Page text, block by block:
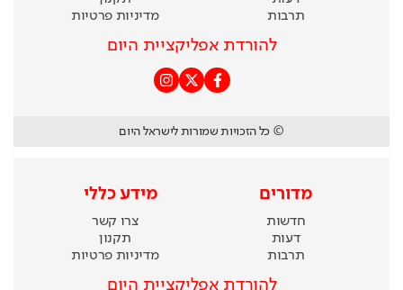
תרבות
מדיניות פרטיות
להורדת אפליקציית היום
© כל הזכויות שמורות לישראל היום
מדורים
חדשות
דעות
תרבות
מידע כללי
צרו קשר
תקנון
מדיניות פרטיות
להורדת אפליקציית היום